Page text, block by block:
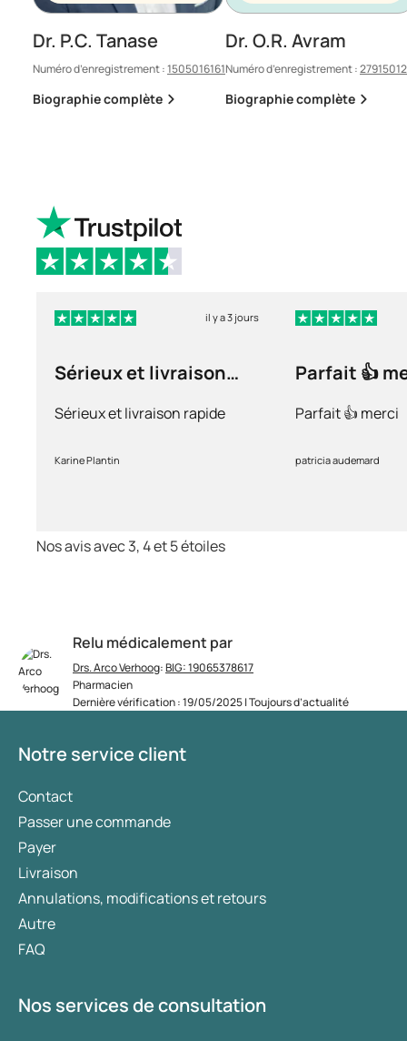
Relu médicalement par
Drs. Arco Verhoog:BIG: 19065378617
Pharmacien
Dernière vérification : 19/05/2025 | Toujours d’actualité
Dr. P.C. Tanase
Numéro d’enregistrement :1505016161
Biographie complète
Dr. O.R. Avram
Numéro d’enregistrement :
Biographie complète
il y a 3 jours
Sérieux et livraison
Sérieux et livraison rapide
Karine Plantin
Parfait 👍
Parfait 👍 merci
patricia audemard
Nos avis avec 3, 4 et 5 étoiles
Notre service client
Contact
Passer une commande
Payer
Livraison
Annulations, modifications et retours
Autre
FAQ
Nos services de consultation